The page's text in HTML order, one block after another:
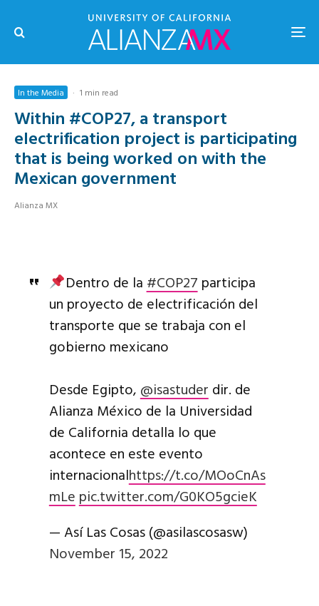
In the Media · 1 min read
Within #COP27, a transport
electrification project is participating
that is being worked on with the
Mexican government
Alianza MX
Dentro de la #COP27 participa
un proyecto de electrificación del
transporte que se trabaja con el
gobierno mexicano
Desde Egipto, @isastuder dir. de
Alianza México de la Universidad
de California detalla lo que
acontece en este evento
internacionalhttps://t.co/MOoCnAs
mLe pic.twitter.com/G0KO5gcieK
— Así Las Cosas (@asilascosasw)
November 15, 2022